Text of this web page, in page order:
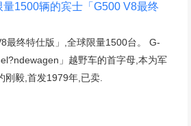
1500辆的宾士「G500 V8最终
最终特仕版」,全球限量1500台。 G-
」越野车的首字母,本为军
刚毅,首发1979年,已卖.